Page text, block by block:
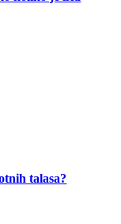
talasa?